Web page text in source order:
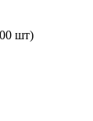
шт)